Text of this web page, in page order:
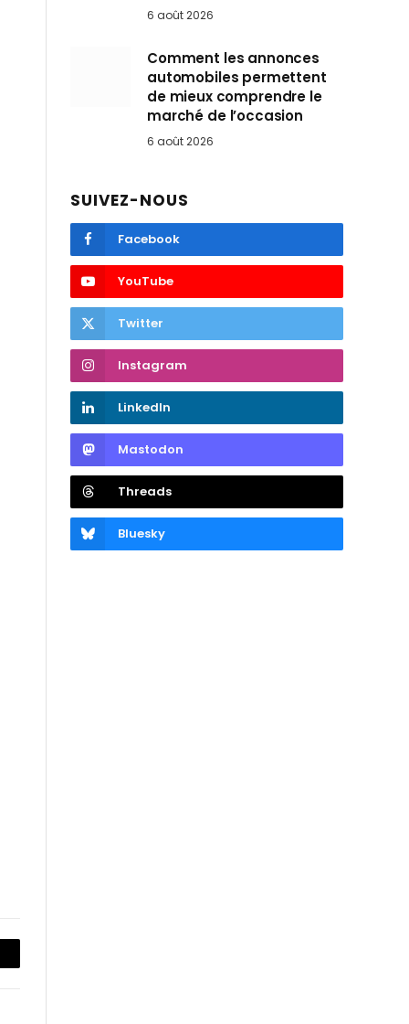
6 août 2026
Comment les annonces
automobiles permettent
de mieux comprendre le
marché de l’occasion
6 août 2026
SUIVEZ-NOUS
Facebook
YouTube
Twitter
Instagram
LinkedIn
Mastodon
Threads
Bluesky